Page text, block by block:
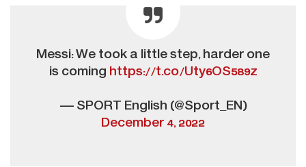
Messi: We took a little step, harder one
is coming https://t.co/Uty6OS589z
— SPORT English (@Sport_EN)
December 4, 2022